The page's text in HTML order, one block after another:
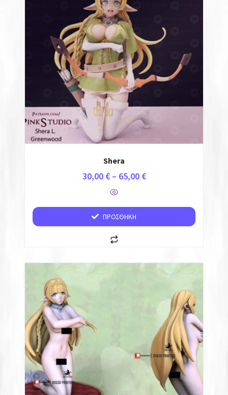
Shera
30,00 € – 65,00 €
ΠΡΟΣΘΉΚΗ